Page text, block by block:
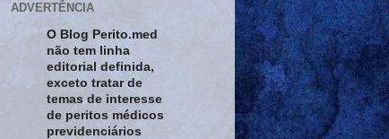
ADVERTÊNCIA
O Blog Perito.med
não tem linha
editorial definida,
exceto tratar de
temas de interesse
de peritos médicos
previdenciários